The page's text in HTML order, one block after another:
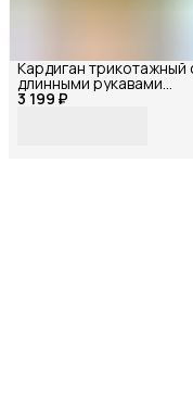
3 199 ₽
Кардиган трикотажный
длинными рукавами
Оливковый 72497БФ